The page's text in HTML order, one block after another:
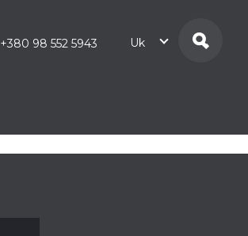
+380 98 552 5943 Uk